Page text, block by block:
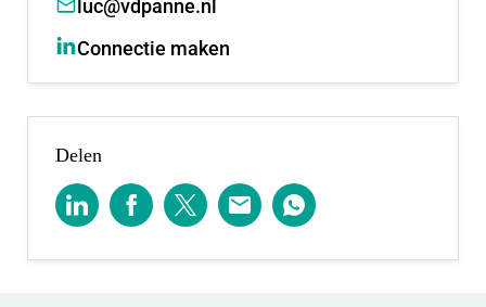
mogelijkheden.
Voor de oneven bouwnummers neem je contact op
met:
Scheele makelaars.
2914 KM Nieuwerkerk a/d IJssel
luc@vdpanne.nl
Connectie maken
Delen